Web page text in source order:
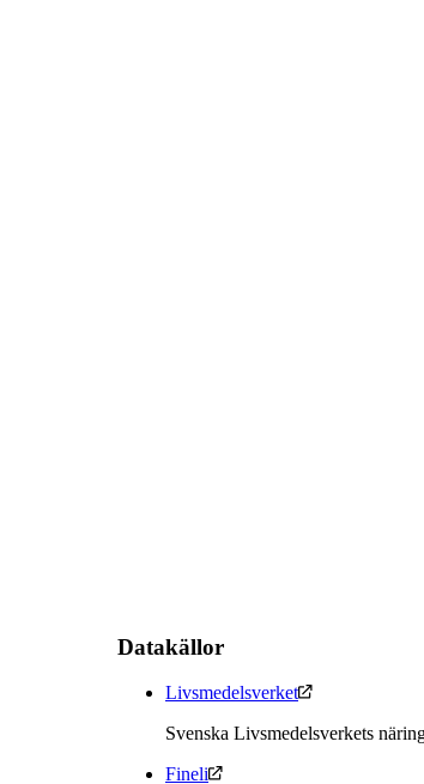
Datakällor
Livsmedelsverket
Svenska Livsmedelsverkets
Fineli